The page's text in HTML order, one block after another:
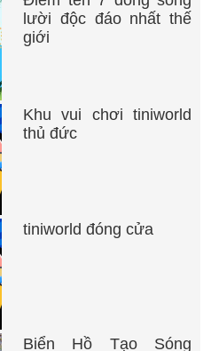
lười độc đáo nhất thế
giới
Khu vui chơi tiniworld
thủ đức
tiniworld đóng cửa
Biển Hồ Tạo Sóng